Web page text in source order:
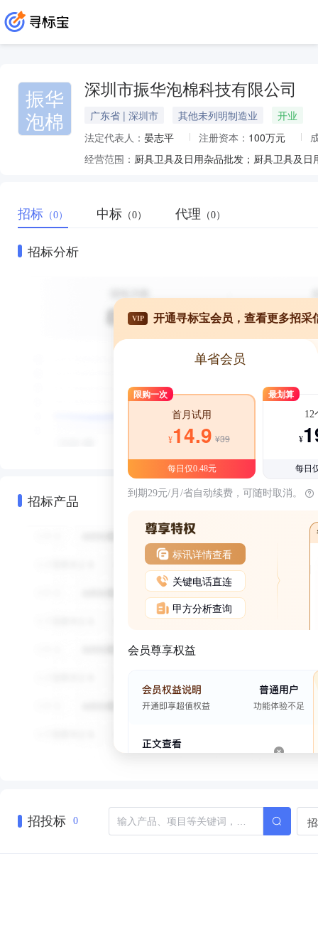
振华
泡棉
深圳市振华泡棉科技有限公司
广东省 | 深圳市 其他未列明制造业
开业
法定代表人： 晏志平 注册资本： 100万元
经营范围：
招标 （0） 中标 （0） 代理 （0）
招标分析
招标产品
VIP 开通寻标宝会员，查看更多招采
单省会员
限购一次
首月试用
¥14.9 ¥39
每日仅0.48元
最划算
12
¥
每日
到期29元/月/省自动续费，可随时取消。
标讯详情查看
关键电话直连
甲方分析查询
会员尊享权益
招投标 0